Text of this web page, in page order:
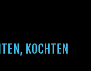
KOCHTEN